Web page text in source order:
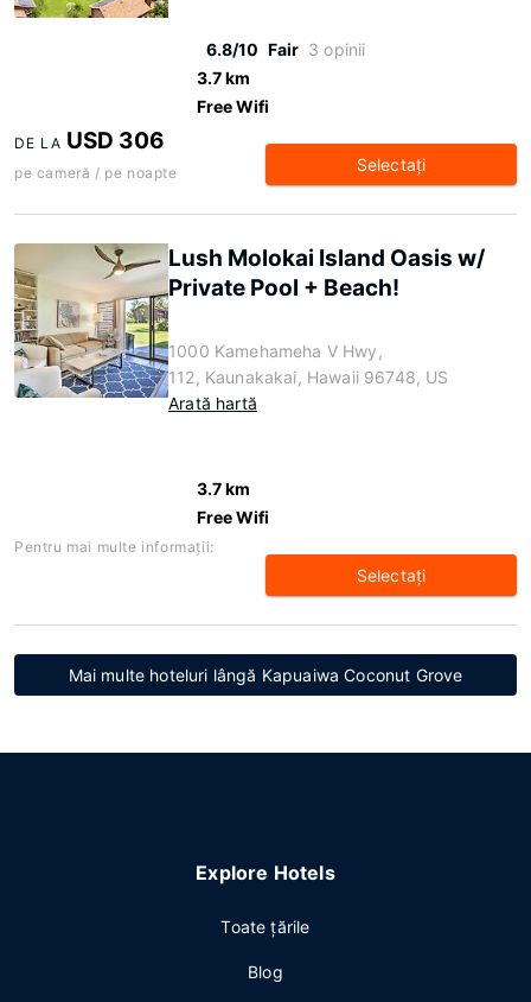
6.8/10 Fair 3 opinii
3.7 km
Free Wifi
DE LA USD 306
pe cameră / pe noapte Selectaţi
Lush Molokai Island Oasis w/
Private Pool + Beach!
1000 Kamehameha V Hwy,
112, Kaunakakai, Hawaii 96748, US
Arată hartă
3.7 km
Free Wifi
Pentru mai multe informaţii:
Selectaţi
Mai multe hoteluri lângă Kapuaiwa Coconut Grove
Explore Hotels
Toate ţările
Blog